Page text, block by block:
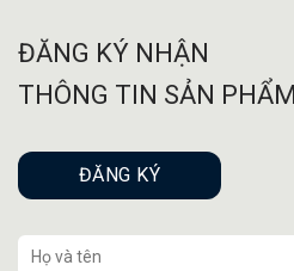
ĐĂNG KÝ NHẬN
THÔNG TIN SẢN PHẨM